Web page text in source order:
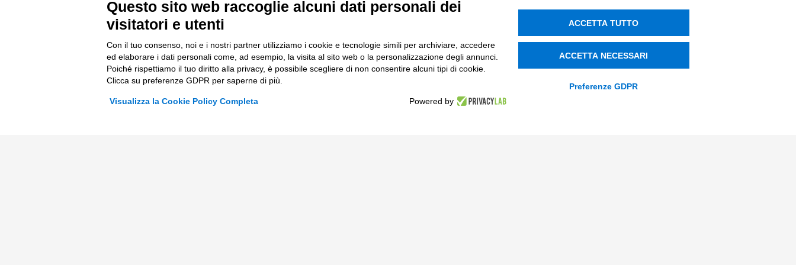
Finanza
Innovazione di prodotto e processo
Digital Marketing
Data & BI
Supply Chain
Soluzioni AI
Sede Legale: Corso Mazzini, 11 42015
Correggio (RE)
Questo sito web raccoglie alcuni dati personali dei
visitatori e utenti
Con il tuo consenso, noi e i nostri partner utilizziamo i cookie e tecnologie simili per archiviare, accedere
ed elaborare i dati personali come, ad esempio, la visita al sito web o la personalizzazione degli annunci.
Poiché rispettiamo il tuo diritto alla privacy, è possibile scegliere di non consentire alcuni tipi di cookie.
Clicca su preferenze GDPR per saperne di più.
Visualizza la Cookie Policy Completa Powered by
ACCETTA TUTTO
ACCETTA NECESSARI
Preferenze GDPR